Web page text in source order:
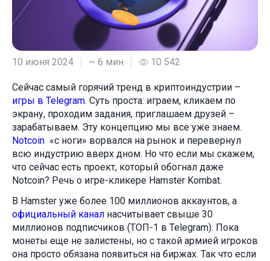
10 июня 2024 ~ 6 мин 10 542
Сейчас самый горячий тренд в криптоиндустрии –
игры в Telegram. Суть проста: играем, кликаем по
экрану, проходим задания, приглашаем друзей –
зарабатываем. Эту концепцию мы все уже знаем.
Notcoin «с ноги» ворвался на рынок и перевернул
всю индустрию вверх дном. Но что если мы скажем,
что сейчас есть проект, который обогнал даже
Notcoin? Речь о игре-кликере Hamster Kombat.
В Hamster уже более 100 миллионов аккаунтов, а
официальный канал насчитывает свыше 30
миллионов подписчиков (ТОП-1 в Telegram). Пока
монеты еще не залистены, но с такой армией игроков
она просто обязана появиться на биржах. Так что если